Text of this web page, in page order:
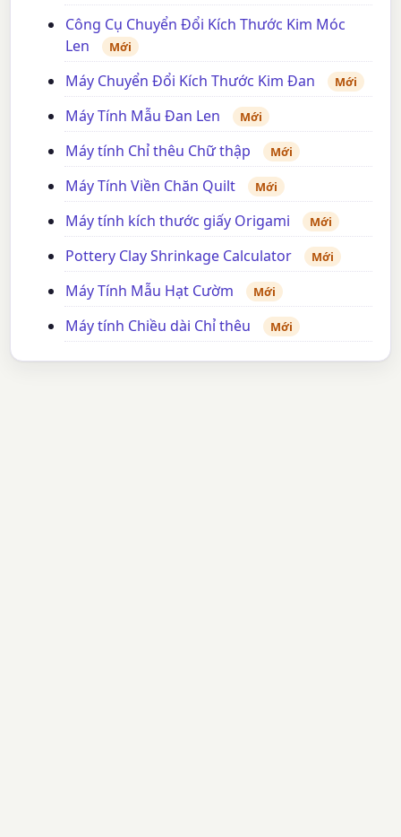
Công Cụ Chuyển Đổi Kích Thước Kim Móc
Len
Mới
Máy Chuyển Đổi Kích Thước Kim Đan Mới
Máy Tính Mẫu Đan Len Mới
Máy tính Chỉ thêu Chữ thập Mới
Máy Tính Viền Chăn Quilt Mới
Máy tính kích thước giấy Origami Mới
Pottery Clay Shrinkage Calculator Mới
Máy Tính Mẫu Hạt Cườm Mới
Máy tính Chiều dài Chỉ thêu Mới